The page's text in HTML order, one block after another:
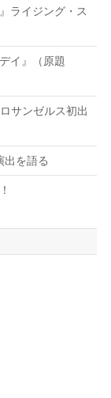
ライジング・ス
イ』（原題
サンゼルス初出
出を語る